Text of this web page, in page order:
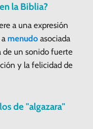
la Biblia?
a una expresión
menudo asociada
de un sonido fuerte
y la felicidad de
de "algazara"